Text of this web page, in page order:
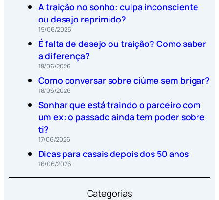
A traição no sonho: culpa inconsciente
ou desejo reprimido?
19/06/2026
É falta de desejo ou traição? Como saber
a diferença?
18/06/2026
Como conversar sobre ciúme sem brigar?
18/06/2026
Sonhar que está traindo o parceiro com
um ex: o passado ainda tem poder sobre
ti?
17/06/2026
Dicas para casais depois dos 50 anos
16/06/2026
Categorias